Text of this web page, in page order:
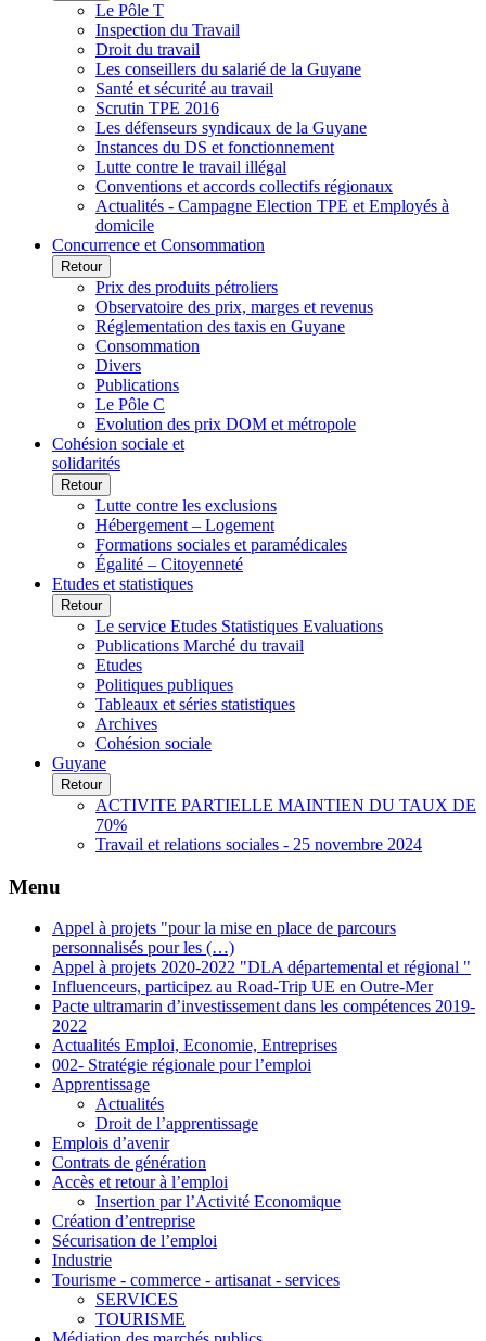
Le Pôle T
Inspection du Travail
Droit du travail
Les conseillers du salarié de la Guyane
Santé et sécurité au travail
Scrutin TPE 2016
Les défenseurs syndicaux de la Guyane
Instances du DS et fonctionnement
Lutte contre le travail illégal
Conventions et accords collectifs régionaux
Actualités - Campagne Election TPE et Employés à
domicile
Concurrence et Consommation
Retour
Prix des produits pétroliers
Observatoire des prix, marges et revenus
Réglementation des taxis en Guyane
Consommation
Divers
Publications
Le Pôle C
Evolution des prix DOM et métropole
Cohésion sociale et
solidarités
Retour
Lutte contre les exclusions
Hébergement – Logement
Formations sociales et paramédicales
Égalité – Citoyenneté
Etudes et statistiques
Retour
Le service Etudes Statistiques Evaluations
Publications Marché du travail
Etudes
Politiques publiques
Tableaux et séries statistiques
Archives
Cohésion sociale
Guyane
Retour
ACTIVITE PARTIELLE MAINTIEN DU TAUX DE
70%
Travail et relations sociales - 25 novembre 2024
Menu
Appel à projets "pour la mise en place de parcours
personnalisés pour les (…)
Appel à projets 2020-2022 "DLA départemental et régional "
Influenceurs, participez au Road-Trip UE en Outre-Mer
Pacte ultramarin d’investissement dans les compétences 2019-
2022
Actualités Emploi, Economie, Entreprises
002- Stratégie régionale pour l’emploi
Apprentissage
Actualités
Droit de l’apprentissage
Emplois d’avenir
Contrats de génération
Accès et retour à l’emploi
Insertion par l’Activité Economique
Création d’entreprise
Sécurisation de l’emploi
Industrie
Tourisme - commerce - artisanat - services
SERVICES
TOURISME